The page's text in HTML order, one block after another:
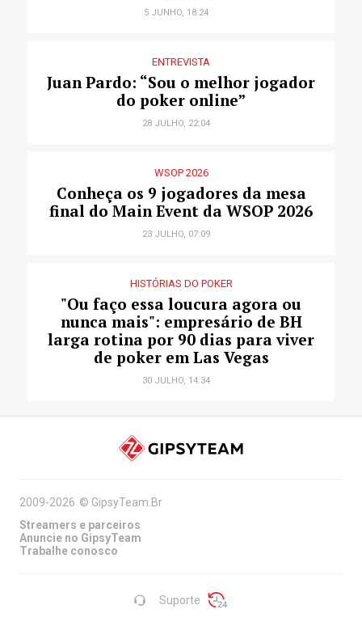
5 JUNHO, 18:24
ENTREVISTA
Juan Pardo: “Sou o melhor jogador
do poker online”
28 JULHO, 22:04
WSOP 2026
Conheça os 9 jogadores da mesa
final do Main Event da WSOP 2026
23 JULHO, 07:09
HISTÓRIAS DO POKER
"Ou faço essa loucura agora ou
nunca mais": empresário de BH
larga rotina por 90 dias para viver
de poker em Las Vegas
30 JULHO, 14:34
Suporte
2009-2026 © GipsyTeam.Br
Streamers e parceiros
Anuncie no GipsyTeam
Trabalhe conosco